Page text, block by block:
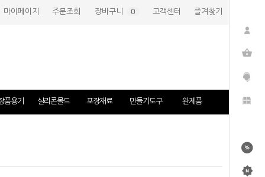
마이페이지 주문조회 장바구니 0 고객센터 즐겨찾기
품용기 실리콘몰드 포장재료 만들기도구 완제품